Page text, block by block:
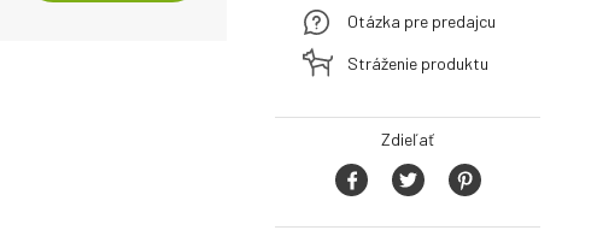
Otázka pre predajcu
Stráženie produktu
Zdieľať